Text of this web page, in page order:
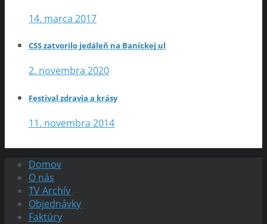
14. marca 2017
CSS zatvorilo jedáleň na Baníckej ul
2. novembra 2020
Festival zdravia a krásy
11. novembra 2014
Domov
O nás
TV Archív
Objednávky
Faktúry